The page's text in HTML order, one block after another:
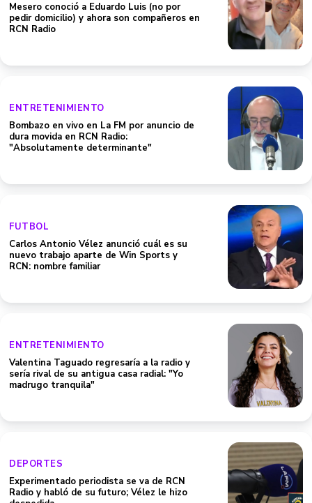
Mesero conoció a Eduardo Luis (no por
pedir domicilio) y ahora son compañeros en
RCN Radio
ENTRETENIMIENTO
Bombazo en vivo en La FM por anuncio de
dura movida en RCN Radio:
"Absolutamente determinante"
FUTBOL
Carlos Antonio Vélez anunció cuál es su
nuevo trabajo aparte de Win Sports y
RCN: nombre familiar
ENTRETENIMIENTO
Valentina Taguado regresaría a la radio y
sería rival de su antigua casa radial: "Yo
madrugo tranquila"
DEPORTES
Experimentado periodista se va de RCN
Radio y habló de su futuro; Vélez le hizo